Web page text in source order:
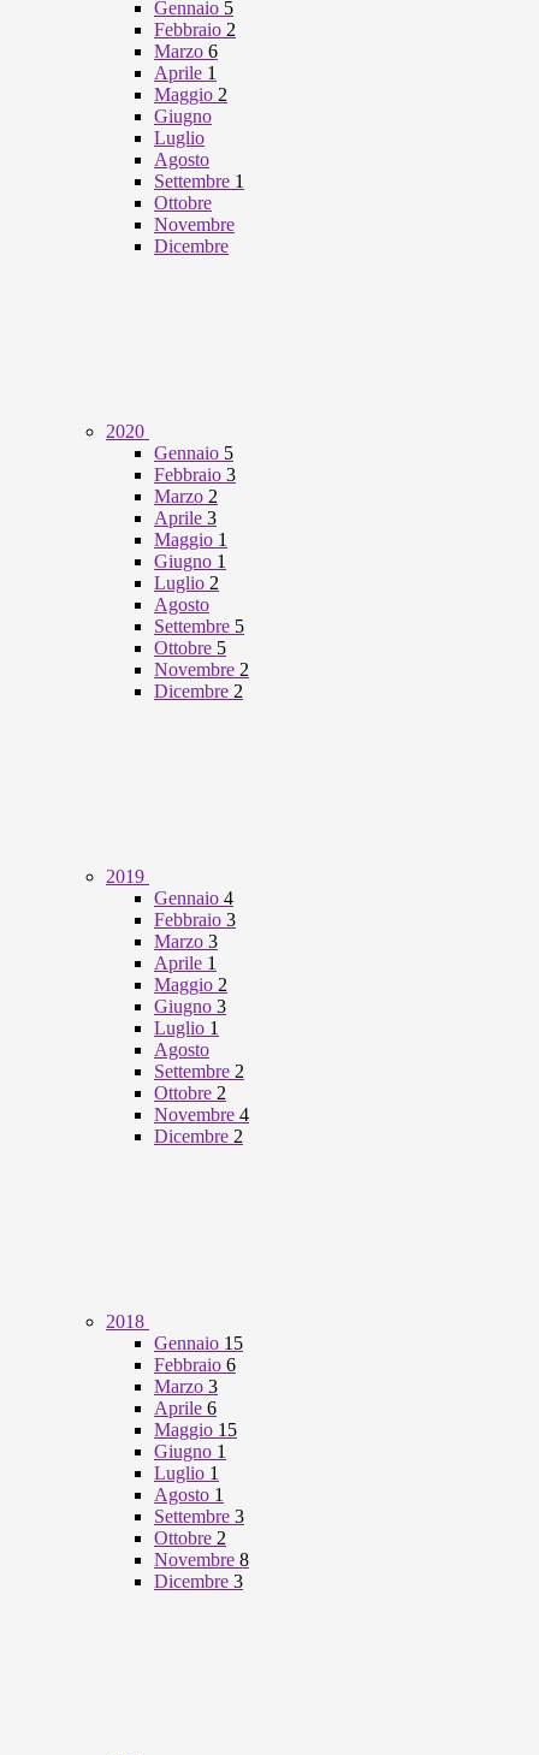
Gennaio 5
Febbraio 2
Marzo 6
Aprile 1
Maggio 2
Giugno
Luglio
Agosto
Settembre 1
Ottobre
Novembre
Dicembre
2020
Gennaio 5
Febbraio 3
Marzo 2
Aprile 3
Maggio 1
Giugno 1
Luglio 2
Agosto
Settembre 5
Ottobre 5
Novembre 2
Dicembre 2
2019
Gennaio 4
Febbraio 3
Marzo 3
Aprile 1
Maggio 2
Giugno 3
Luglio 1
Agosto
Settembre 2
Ottobre 2
Novembre 4
Dicembre 2
2018
Gennaio 15
Febbraio 6
Marzo 3
Aprile 6
Maggio 15
Giugno 1
Luglio 1
Agosto 1
Settembre 3
Ottobre 2
Novembre 8
Dicembre 3